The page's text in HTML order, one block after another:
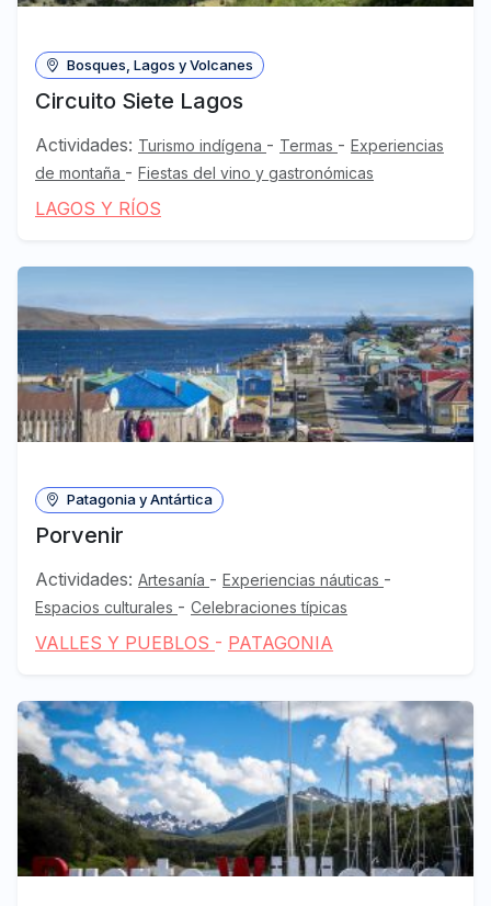
Bosques, Lagos y Volcanes
Circuito Siete Lagos
Actividades: Turismo indígena - Termas - Experiencias
de montaña - Fiestas del vino y gastronómicas
LAGOS Y RÍOS
Patagonia y Antártica
Porvenir
Actividades: Artesanía - Experiencias náuticas -
Espacios culturales - Celebraciones típicas
VALLES Y PUEBLOS - PATAGONIA